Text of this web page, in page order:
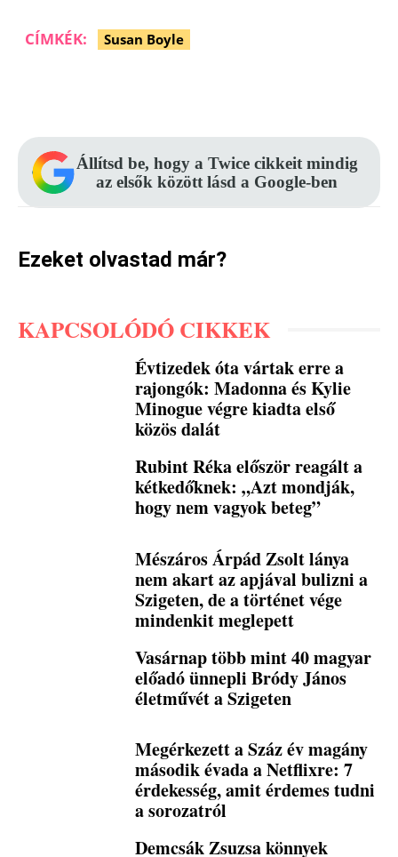
CÍMKÉK: Susan Boyle
Állítsd be, hogy a Twice cikkeit mindig
az elsők között lásd a Google-ben
Ezeket olvastad már?
KAPCSOLÓDÓ CIKKEK
Évtizedek óta vártak erre a
rajongók: Madonna és Kylie
Minogue végre kiadta első
közös dalát
Rubint Réka először reagált a
kétkedőknek: „Azt mondják,
hogy nem vagyok beteg”
Mészáros Árpád Zsolt lánya
nem akart az apjával bulizni a
Szigeten, de a történet vége
mindenkit meglepett
Vasárnap több mint 40 magyar
előadó ünnepli Bródy János
életművét a Szigeten
Megérkezett a Száz év magány
második évada a Netflixre: 7
érdekesség, amit érdemes tudni
a sorozatról
Demcsák Zsuzsa könnyek